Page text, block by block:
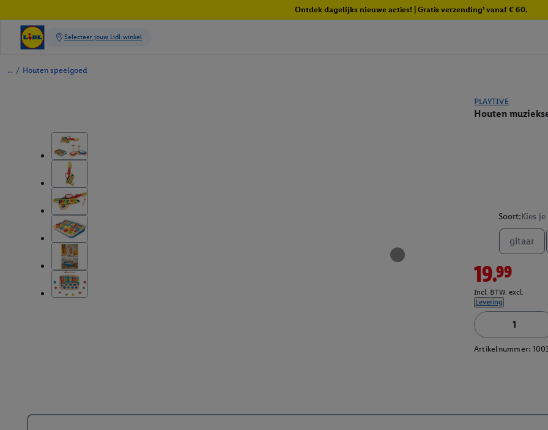
Ontdek dagelijks nieuwe acties! | Gratis verzending¹ vanaf € 60.
/ Houten speelgoed
PLAYTIVE
Houten
Soort:Kies
gitaar
19.99
Incl. BTW. excl.
Levering
Artikelnummer: